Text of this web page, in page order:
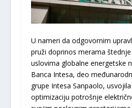
U nameri da odgovornim
pruži doprinos merama
uslovima globalne energetske
Banca Intesa, deo
grupe Intesa Sanpaolo,
optimizaciju potrošnje